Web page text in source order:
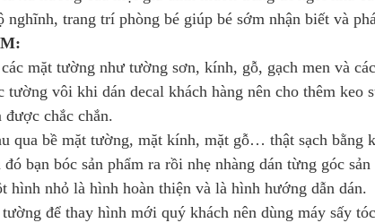
nghĩnh, trang trí phòng bé giúp bé sớm nhận biết và
mặt tường như tường sơn, kính, gỗ, gạch men và
tường vôi khi dán decal khách hàng nên cho thêm keo
được chắc chắn.
qua bề mặt tường, mặt kính, mặt gỗ… thật sạch bằng
bạn bóc sản phẩm ra rồi nhẹ nhàng dán từng góc
hình nhỏ là hình hoàn thiện và là hình hướng dẫn dán.
để thay hình mới quý khách nên dùng máy sấy